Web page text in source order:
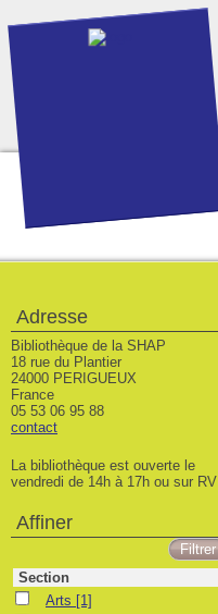
Adresse
Bibliothèque de la SHAP
18 rue du Plantier
24000 PERIGUEUX
France
05 53 06 95 88
contact
La bibliothèque est ouverte le
vendredi de 14h à 17h ou sur RV
Affiner
Section
Arts [1]